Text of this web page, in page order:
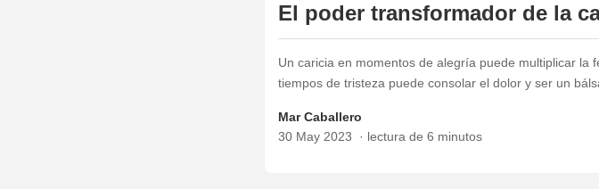
El poder transformador de la
Un caricia en momentos de alegría puede multiplicar la
tiempos de tristeza puede consolar el dolor y ser un
Mar Caballero
30 May 2023
lectura de 6 minutos